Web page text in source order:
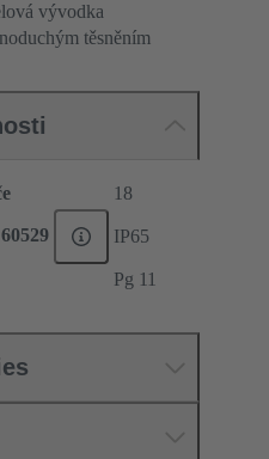
vývodka
těsněním
18
IP65
Pg 11